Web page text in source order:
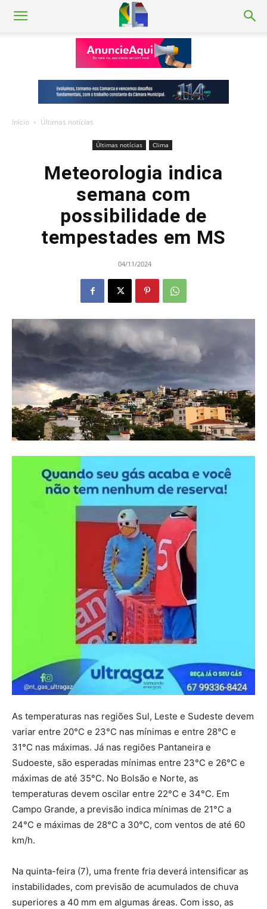
Início Últimas notícias
Últimas notícias Clima
Meteorologia indica
semana com
possibilidade de
tempestades em MS
04/11/2024
As temperaturas nas regiões Sul, Leste e Sudeste devem
variar entre 20°C e 23°C nas mínimas e entre 28°C e
31°C nas máximas. Já nas regiões Pantaneira e
Sudoeste, são esperadas mínimas entre 23°C e 26°C e
máximas de até 35°C. No Bolsão e Norte, as
temperaturas devem oscilar entre 22°C e 34°C. Em
Campo Grande, a previsão indica mínimas de 21°C a
24°C e máximas de 28°C a 30°C, com ventos de até 60
km/h.
Na quinta-feira (7), uma frente fria deverá intensificar as
instabilidades, com previsão de acumulados de chuva
superiores a 40 mm em algumas áreas. Com isso, as